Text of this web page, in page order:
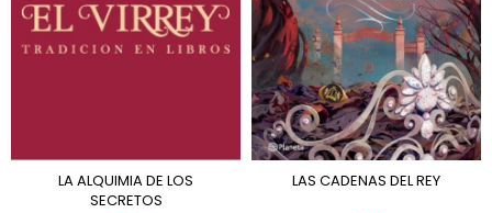
LA ALQUIMIA DE LOS
SECRETOS
LAS CADENAS DEL REY